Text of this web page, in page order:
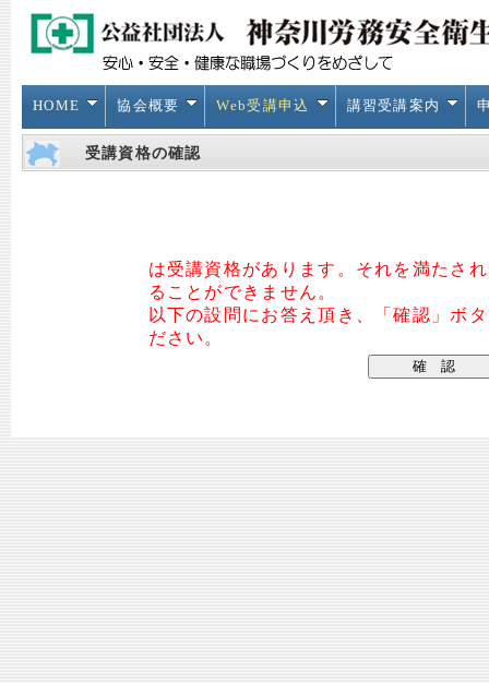
HOME 協会概要 Web受講申込 講習受講案内
受講資格の確認
は受講資格があります。それを満たさ
ることができません。
以下の設問にお答え頂き、「確認」ボ
ださい。